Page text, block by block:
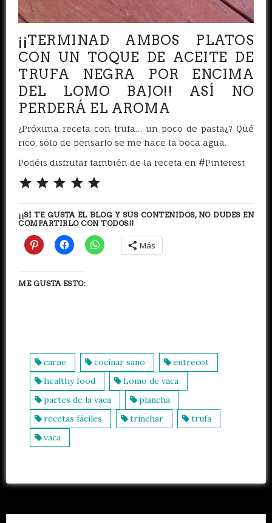
¡¡TERMINAD AMBOS PLATOS
CON UN TOQUE DE ACEITE DE
TRUFA NEGRA POR ENCIMA
DEL LOMO BAJO!! ASÍ NO
PERDERÁ EL AROMA
¿Próxima receta con trufa… un poco de pasta¿? Qué
rico, sólo de pensarlo se me hace la boca agua.
Podéis disfrutar también de la receta en #Pinterest
⭐ ⭐
¡¡SI TE GUSTA EL BLOG Y SUS CONTENIDOS, NO DUDES EN
COMPARTIRLO CON TODOS!!
Más
ME GUSTA ESTO:
carne cocinar sano
entrecot
healthy food
Lomo de vaca
partes de la vaca
plancha
recetas fáciles
trinchar
trufa
vaca